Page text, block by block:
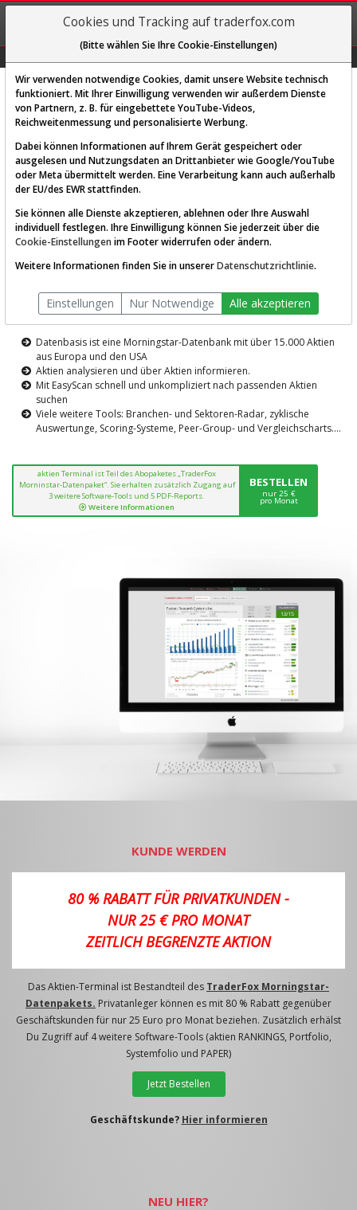
REGIS-
TRIEREN
Diese Funktion ist nur für
AKTIEN-TERMINAL
Die Aktienanalyse-Plattform von
TraderFox
Datenbasis ist eine Morningstar-Datenbank mit über 15.000 Aktien
aus Europa und den USA
Aktien analysieren und über Aktien informieren.
Mit EasyScan schnell und unkompliziert nach passenden Aktien
suchen
Viele weitere Tools: Branchen- und Sektoren-Radar, zyklische
Auswertunge, Scoring-Systeme, Peer-Group- und Vergleichscharts....
aktien Terminal ist Teil des Abopaketes „TraderFox
Morninstar-Datenpaket“. Sie erhalten zusätzlich Zugang auf
3 weitere Software-Tools und 5 PDF-Reports.
Weitere Informationen
BESTELLEN
nur 25 €
pro Monat
KUNDE WERDEN
80 % RABATT FÜR PRIVATKUNDEN -
NUR 25 € PRO MONAT
ZEITLICH BEGRENZTE AKTION
Das Aktien-Terminal ist Bestandteil des TraderFox Morningstar-
Datenpakets. Privatanleger können es mit 80 % Rabatt gegenüber
Geschäftskunden für nur 25 Euro pro Monat beziehen. Zusätzlich erhälst
Du Zugriff auf 4 weitere Software-Tools (aktien RANKINGS, Portfolio,
Systemfolio und PAPER)
Jetzt Bestellen
Geschäftskunde? Hier informieren
NEU HIER?
Cookies und Tracking auf traderfox.com
(Bitte wählen Sie Ihre Cookie-Einstellungen)
Wir verwenden notwendige Cookies, damit unsere Website technisch
funktioniert. Mit Ihrer Einwilligung verwenden wir außerdem Dienste
von Partnern, z. B. für eingebettete YouTube-Videos,
Reichweitenmessung und personalisierte Werbung.
Dabei können Informationen auf Ihrem Gerät gespeichert oder
ausgelesen und Nutzungsdaten an Drittanbieter wie Google/YouTube
oder Meta übermittelt werden. Eine Verarbeitung kann auch außerhalb
der EU/des EWR stattfinden.
Sie können alle Dienste akzeptieren, ablehnen oder Ihre Auswahl
individuell festlegen. Ihre Einwilligung können Sie jederzeit über die
Cookie-Einstellungen im Footer widerrufen oder ändern.
Weitere Informationen finden Sie in unsererDatenschutzrichtlinie.
Einstellungen Nur Notwendige Alle akzeptieren